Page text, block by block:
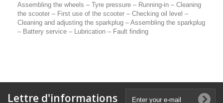
Assembling the wheels – Tyre pressure – Running-in – Cleaning
the scooter – First use of the scooter – Checking oil level –
Cleaning and adjusting the sparkplug – Assembling the sparkplug
– Battery service – Lubrication – Fault finding
Lettre d'informations